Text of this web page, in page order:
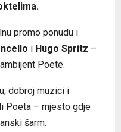
promo ponudu i
i Hugo Spritz –
Poete.
dobroj muzici i
Poeta – mjesto gdje
šarm.